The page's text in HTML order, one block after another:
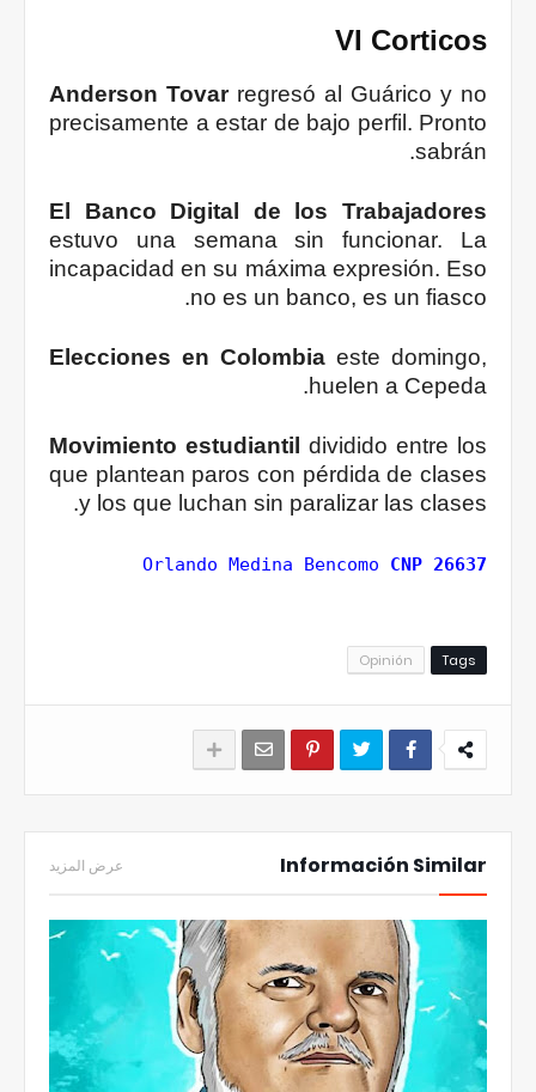
VI Corticos
Anderson Tovarregresó al Guárico y no
precisamente a estar de bajo perfil. Pronto
sabrán.
El Banco Digital de los Trabajadores
estuvo una semana sin funcionar. La
incapacidad en su máxima expresión. Eso
no es un banco, es un fiasco.
Elecciones en Colombia este domingo,
huelen a Cepeda.
Movimiento estudiantil
dividido entre los
que plantean paros con pérdida de clases
y los que luchan sin paralizar las clases.
Orlando Medina Bencomo CNP 26637
Tags
Opinión
Información Similar عرض المزيد